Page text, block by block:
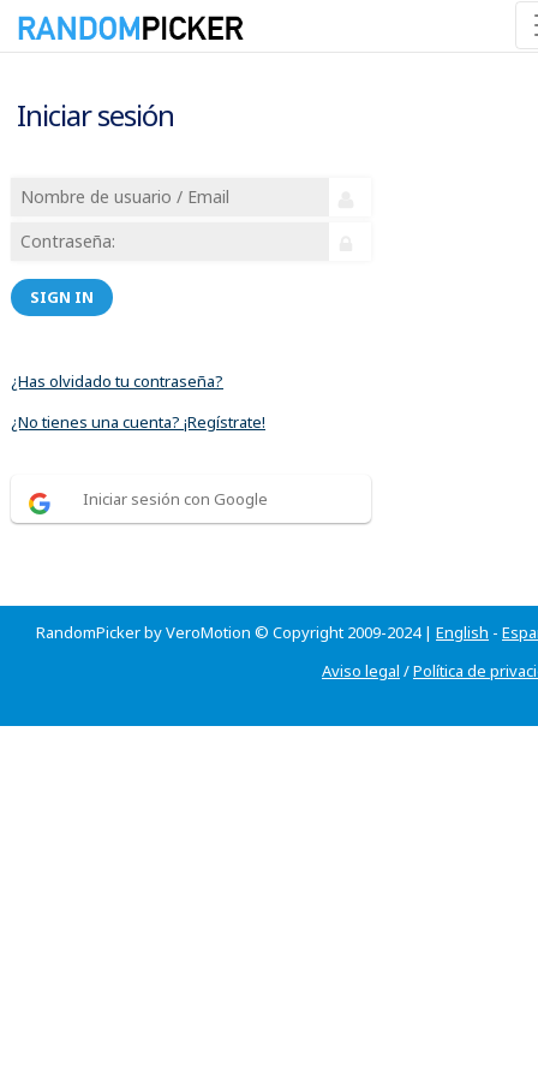
Iniciar sesión
SIGN IN
¿Has olvidado tu contraseña?
¿No tienes una cuenta? ¡Regístrate!
Iniciar sesión con Google
RandomPicker by VeroMotion © Copyright 2009-2024 | English -
Aviso legal /Política de